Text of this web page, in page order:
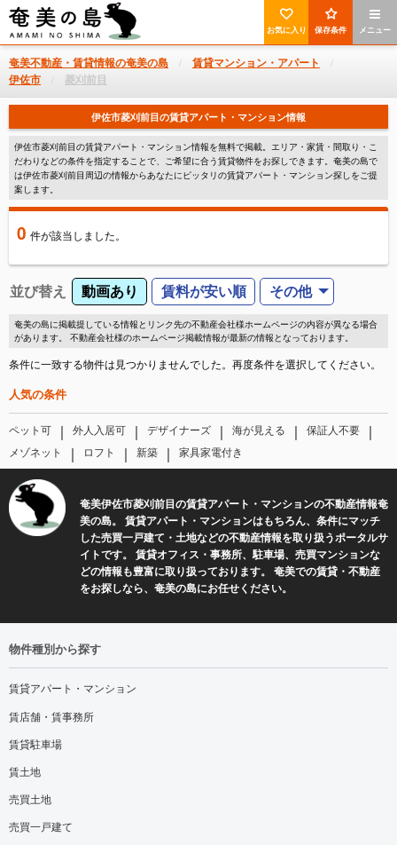
メニュー
保存条件
お気に入り
奄美不動産・賃貸情報の奄美の島
賃貸マンション・アパート
伊佐市
菱刈前目
伊佐市菱刈前目の賃貸アパート・マンション情報
伊佐市菱刈前目の賃貸アパート・マンション情報を無料で掲載。エリア・家賃・間取り・こ
だわりなどの条件を指定することで、ご希望に合う賃貸物件をお探しできます。奄美の島で
は伊佐市菱刈前目周辺の情報からあなたにピッタリの賃貸アパート・マンション探しをご提
案します。
0 件が該当しました。
並び替え 動画あり 賃料が安い順 その他
奄美の島に掲載提している情報とリンク先の不動産会社様ホームページの内容が異なる場合
があります。 不動産会社様のホームページ掲載情報が最新の情報となっております。
条件に一致する物件は見つかりませんでした。再度条件を選択してください。
人気の条件
ペット可 ｜ 外人入居可 ｜ デザイナーズ ｜ 海が見える ｜ 保証人不要 ｜
メゾネット ｜ ロフト ｜ 新築 ｜ 家具家電付き
奄美伊佐市菱刈前目の賃貸アパート・マンションの不動産情報奄
美の島。 賃貸アパート・マンションはもちろん、条件にマッチ
した売買一戸建て・土地などの不動産情報を取り扱うポータルサ
イトです。 賃貸オフィス・事務所、駐車場、売買マンションな
どの情報も豊富に取り扱っております。 奄美での賃貸・不動産
をお探しなら、奄美の島にお任せください。
物件種別から探す
賃貸アパート・マンション
賃店舗・賃事務所
賃貸駐車場
賃土地
売買土地
売買一戸建て